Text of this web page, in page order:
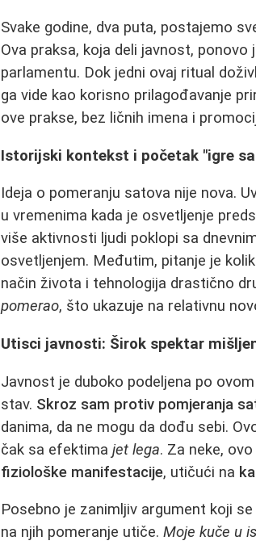
Svake godine, dva puta, postajemo
Ova praksa, koja deli javnost,
parlamentu. Dok jedni ovaj ritual
ga vide kao korisno prilagođavanje
ove prakse, bez ličnih imena i
Istorijski kontekst i početak "igre
Ideja o pomeranju satova nije nova.
u vremenima kada je osvetljenje
više aktivnosti ljudi poklopi sa
osvetljenjem. Međutim, pitanje je
način života i tehnologija drastično
pomerao, što ukazuje na relativnu
Utisci javnosti: Širok spektar
Javnost je duboko podeljena po
stav. Skroz sam protiv pomjeranja
danima, da ne mogu da dođu sebi.
čak sa efektimajet lega. Za neke,
fiziološke manifestacije, utičući na
Posebno je zanimljiv argument koji
na njih pomeranje utiče.Moje kuče u